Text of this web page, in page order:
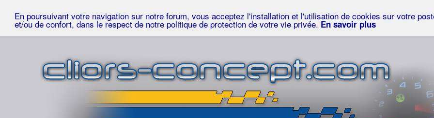
En poursuivant votre navigation sur notre forum, vous acceptez l'installation et l'utilisation de cookies sur votre
et/ou de confort, dans le respect de notre politique de protection de votre vie privée. En savoir plus